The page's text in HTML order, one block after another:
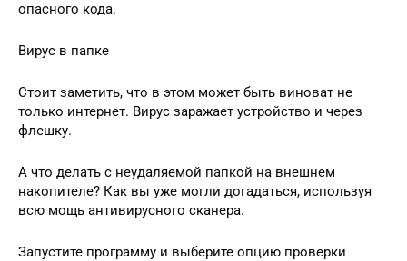
опасного кода.
Вирус в папке
Стоит заметить, что в этом может быть виноват не
только интернет. Вирус заражает устройство и через
флешку.
А что делать с неудаляемой папкой на внешнем
накопителе? Как вы уже могли догадаться, используя
всю мощь антивирусного сканера.
Запустите программу и выберите опцию проверки